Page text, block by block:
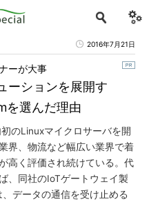
2016年7月21日
ーションを展開す
を選んだ理由
ーが大事
のLinuxマイクロサーバを開
界、物流など幅広い業界で着
高く評価され続けている。代
、同社のIoTゲートウェイ製
データの通信を受け止める